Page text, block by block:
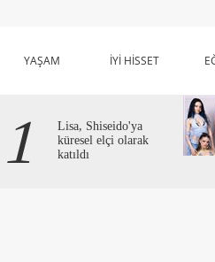
YAŞAM İYİ HİSSET
1
Lisa, Shiseido'ya
küresel elçi olarak
katıldı